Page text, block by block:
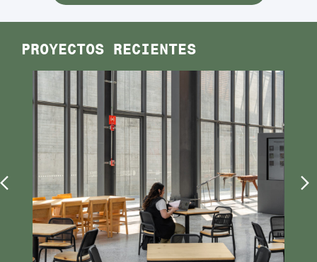
PROYECTOS RECIENTES
Previous